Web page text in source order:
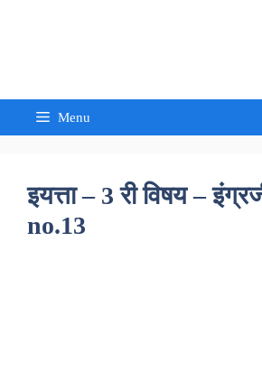
Menu
इयत्ता – 3 री विषय –
no.13